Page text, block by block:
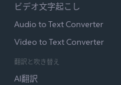
ビデオ文字起こし
Audio to Text Converter
Video to Text Converter
翻訳と吹き替え
AI翻訳